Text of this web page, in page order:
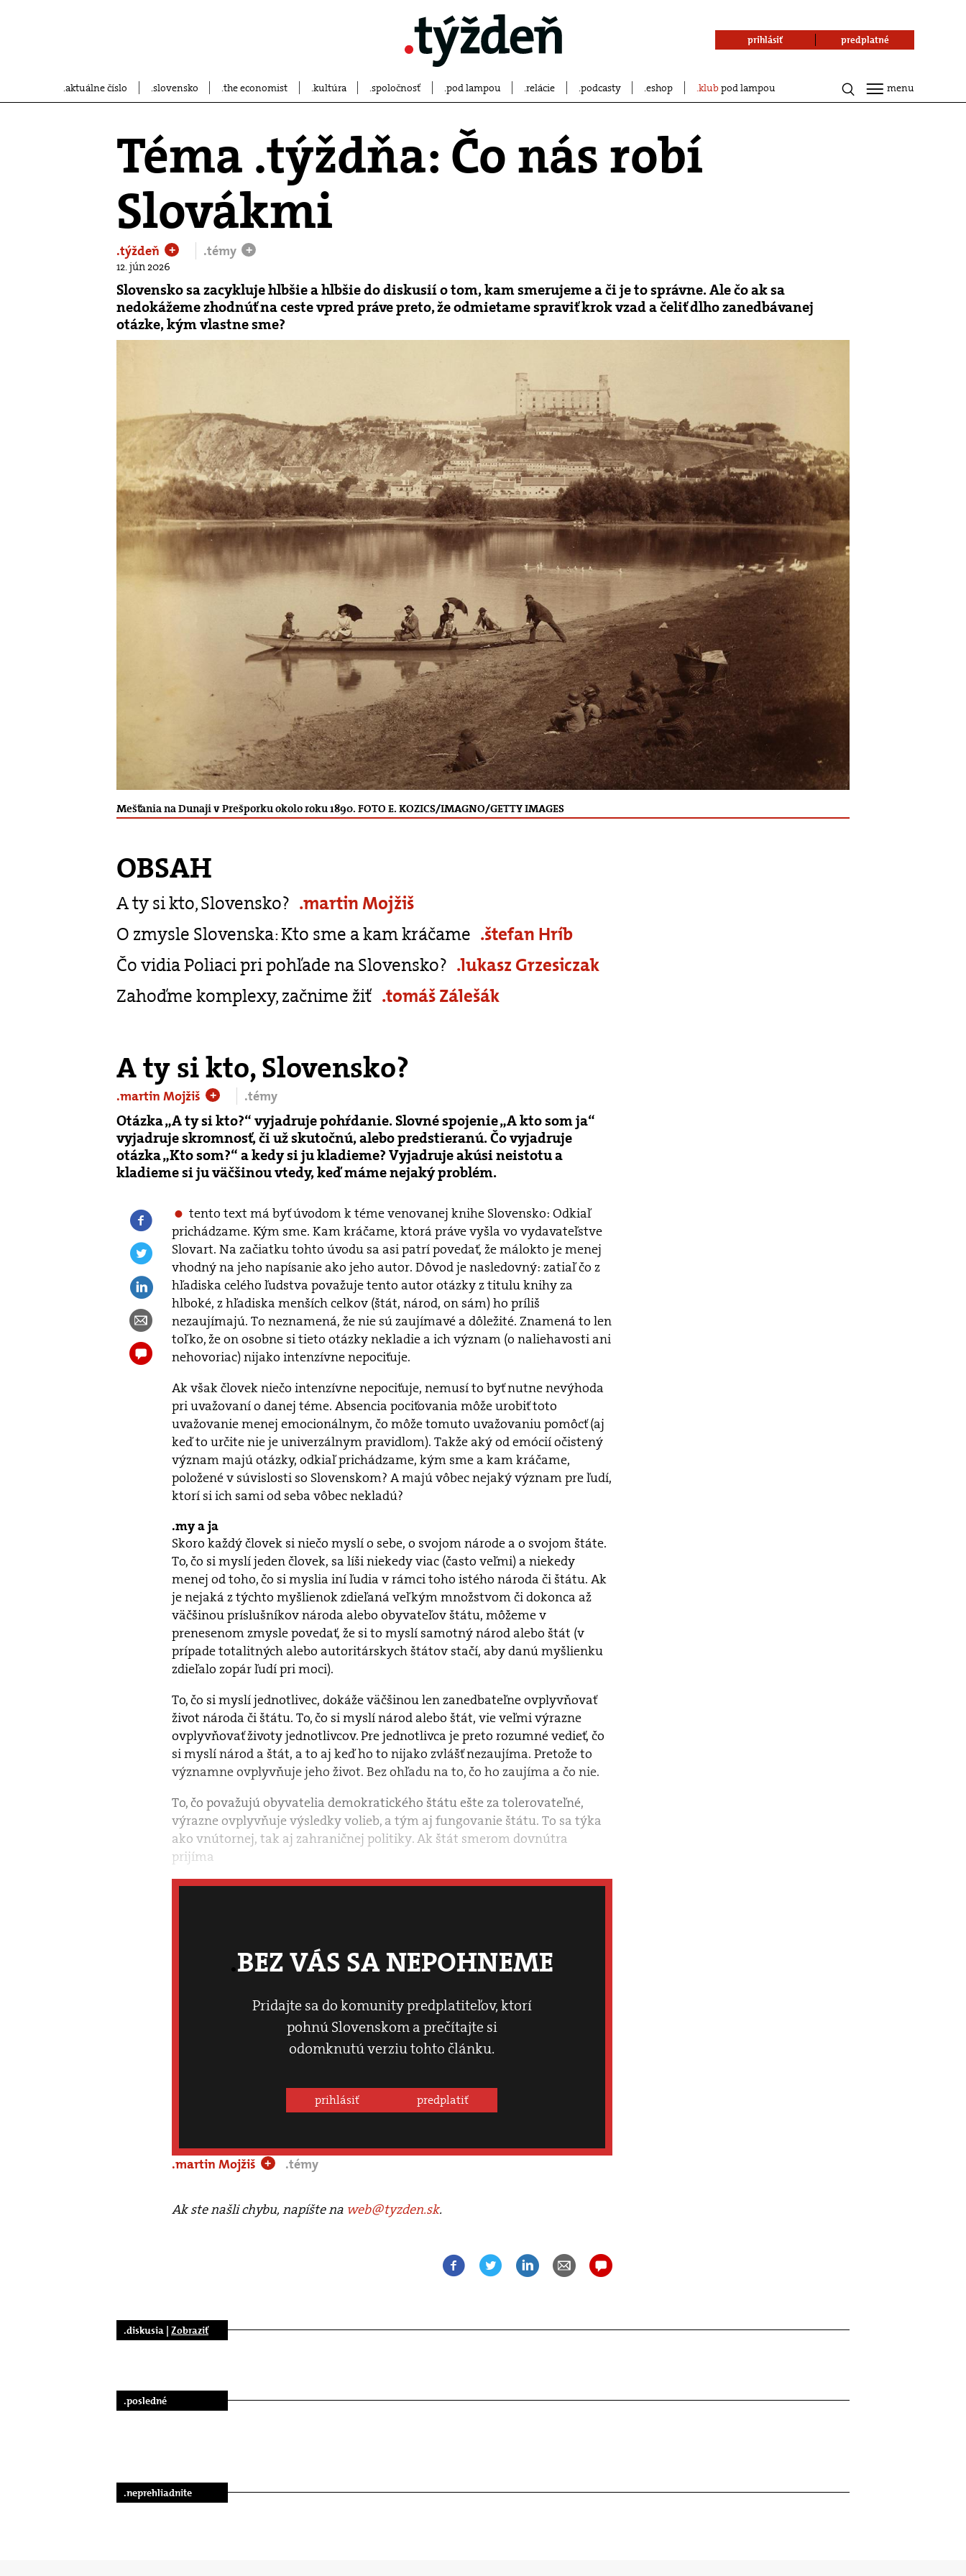
aktuálne číslo slovensko the economist kultúra spoločnosť pod lampou relácie podcasty eshop klubpod lampou
prihlásiť predplatné
menu
Téma .týždňa: Čo nás robí
Slovákmi
.týždeň + .témy +
12. jún 2026
Slovensko sa zacykluje hlbšie a hlbšie do diskusií o tom, kam smerujeme a či je to správne. Ale čo ak sa
nedokážeme zhodnúť na ceste vpred práve preto, že odmietame spraviť krok vzad a čeliť dlho zanedbávanej
otázke, kým vlastne sme?
Mešťania na Dunaji v Prešporku okolo roku 1890. FOTO E. KOZICS/IMAGNO/GETTY IMAGES
OBSAH
A ty si kto, Slovensko? .martin Mojžiš
O zmysle Slovenska: Kto sme a kam kráčame .štefan Hríb
Čo vidia Poliaci pri pohľade na Slovensko? .lukasz Grzesiczak
Zahoďme komplexy, začnime žiť .tomáš Zálešák
A ty si kto, Slovensko?
.martin Mojžiš + .témy
Otázka „A ty si kto?“ vyjadruje pohŕdanie. Slovné spojenie „A kto som ja“
vyjadruje skromnosť, či už skutočnú, alebo predstieranú. Čo vyjadruje
otázka „Kto som?“ a kedy si ju kladieme? Vyjadruje akúsi neistotu a
kladieme si ju väčšinou vtedy, keď máme nejaký problém.
tento text má byť úvodom k téme venovanej knihe Slovensko: Odkiaľ
prichádzame. Kým sme. Kam kráčame, ktorá práve vyšla vo vydavateľstve
Slovart. Na začiatku tohto úvodu sa asi patrí povedať, že málokto je menej
vhodný na jeho napísanie ako jeho autor. Dôvod je nasledovný: zatiaľ čo z
hľadiska celého ľudstva považuje tento autor otázky z titulu knihy za
hlboké, z hľadiska menších celkov (štát, národ, on sám) ho príliš
nezaujímajú. To neznamená, že nie sú zaujímavé a dôležité. Znamená to len
toľko, že on osobne si tieto otázky nekladie a ich význam (o naliehavosti ani
nehovoriac) nijako intenzívne nepociťuje.
Ak však človek niečo intenzívne nepociťuje, nemusí to byť nutne nevýhoda
pri uvažovaní o danej téme. Absencia pociťovania môže urobiť toto
uvažovanie menej emocionálnym, čo môže tomuto uvažovaniu pomôcť (aj
keď to určite nie je univerzálnym pravidlom). Takže aký od emócií očistený
význam majú otázky, odkiaľ prichádzame, kým sme a kam kráčame,
položené v súvislosti so Slovenskom? A majú vôbec nejaký význam pre ľudí,
ktorí si ich sami od seba vôbec nekladú?
my a ja
Skoro každý človek si niečo myslí o sebe, o svojom národe a o svojom štáte.
To, čo si myslí jeden človek, sa líši niekedy viac (často veľmi) a niekedy
menej od toho, čo si myslia iní ľudia v rámci toho istého národa či štátu. Ak
je nejaká z týchto myšlienok zdieľaná veľkým množstvom či dokonca až
väčšinou príslušníkov národa alebo obyvateľov štátu, môžeme v
prenesenom zmysle povedať, že si to myslí samotný národ alebo štát (v
prípade totalitných alebo autoritárskych štátov stačí, aby danú myšlienku
zdieľalo zopár ľudí pri moci).
To, čo si myslí jednotlivec, dokáže väčšinou len zanedbateľne ovplyvňovať
život národa či štátu. To, čo si myslí národ alebo štát, vie veľmi výrazne
ovplyvňovať životy jednotlivcov. Pre jednotlivca je preto rozumné vedieť, čo
si myslí národ a štát, a to aj keď ho to nijako zvlášť nezaujíma. Pretože to
významne ovplyvňuje jeho život. Bez ohľadu na to, čo ho zaujíma a čo nie.
To, čo považujú obyvatelia demokratického štátu ešte za tolerovateľné,
výrazne ovplyvňuje výsledky volieb, a tým aj fungovanie štátu. To sa týka
ako vnútornej, tak aj zahraničnej politiky. Ak štát smerom dovnútra
prijíma
BEZ VÁS SA NEPOHNEME
Pridajte sa do komunity predplatiteľov, ktorí
pohnú Slovenskom a prečítajte si
odomknutú verziu tohto článku.
prihlásiť predplatiť
.martin Mojžiš + .témy
Ak ste našli chybu, napíšte na web@tyzden.sk.
.diskusia | Zobraziť
.posledné
.neprehliadnite